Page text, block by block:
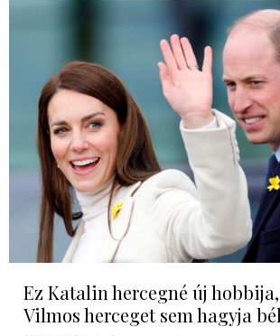
Ez Katalin hercegné új
Vilmos herceget sem hagyja